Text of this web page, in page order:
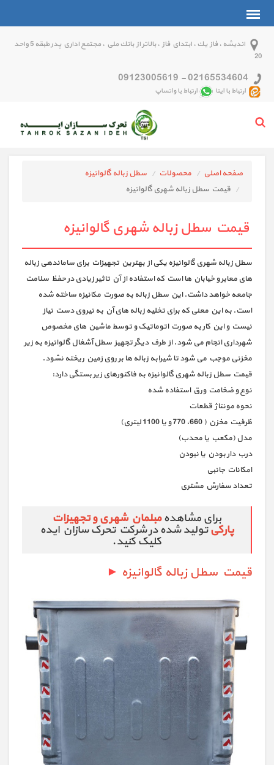
انديشه ، فاز يك ، ابتداي فاز ، بالاتر از بانك ملي ، مجتمع اداري پدر طبقه 5 واحد
20
02165534604
-
09123005619
ارتباط با ایتا ارتباط با واتساپ
صفحه اصلی محصولات
سطل زباله گالوانیزه
قیمت سطل زباله شهری گالوانیزه
قیمت سطل زباله شهری گالوانیزه
سطل زباله شهری گالوانیزه یکی از بهترین تجهیزات برای ساماندهی زباله
های معابر و خیابان ها است که استفاده از آن تاثیر زیادی در حفظ سلامت
جامعه خواهد داشت. این سطل زباله به صورت مکانیزه ساخته شده
است. به این معنی که برای تخلیه زباله های آن به نیروی دست نیاز
نیست و این کار به صورت اتوماتیک و توسط ماشین های مخصوص
شهرداری انجام می شود. از طرف دیگر تجهیز سطل آشغال گالوانیزه به زیر
مخزنی موجب می شود تا شیرابه زباله ها بر روی زمین ریخته نشود.
قیمت سطل زباله شهری گالوانیزه به فاکتورهای زیر بستگی دارد:
نوع و ضخامت ورق استفاده شده
نحوه مونتاژ قطعات
ظرفیت مخزن ( 660، 770 و یا 1100 لیتری)
مدل (مکعب یا محدب)
درب دار بودن یا نبودن
امکانات جانبی
تعداد سفارش مشتری
برای مشاهدهمبلمان شهری و تجهیزات
پارکیتولید شده در شرکت تحرک سازان ایده
کلیک کنید.
قیمت سطل زباله گالوانیزه ►